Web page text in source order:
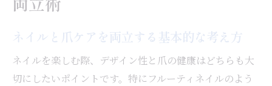
ネイルと爪ケアを両立する基本的な考え方
ネイルを楽しむ際、デザイン性と爪の健康はどちらも大
切にしたいポイントです。特にフルーティネイルのよう